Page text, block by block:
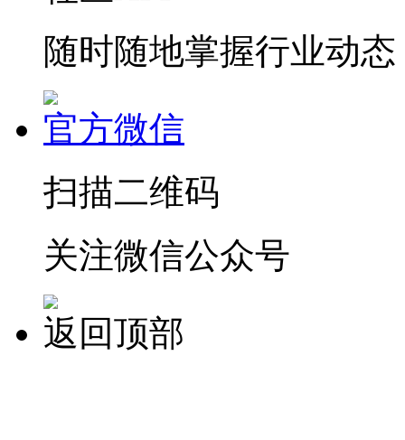
随时随地掌握行业动态
官方微信
扫描二维码
关注微信公众号
返回顶部